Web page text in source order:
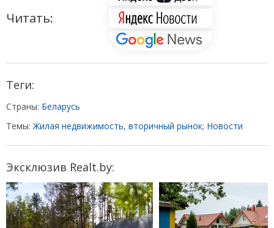
Читать:
Теги:
Страны: Беларусь
Темы:Жилая недвижимость, вторичный рынок; Новости
Эксклюзив Realt.by: